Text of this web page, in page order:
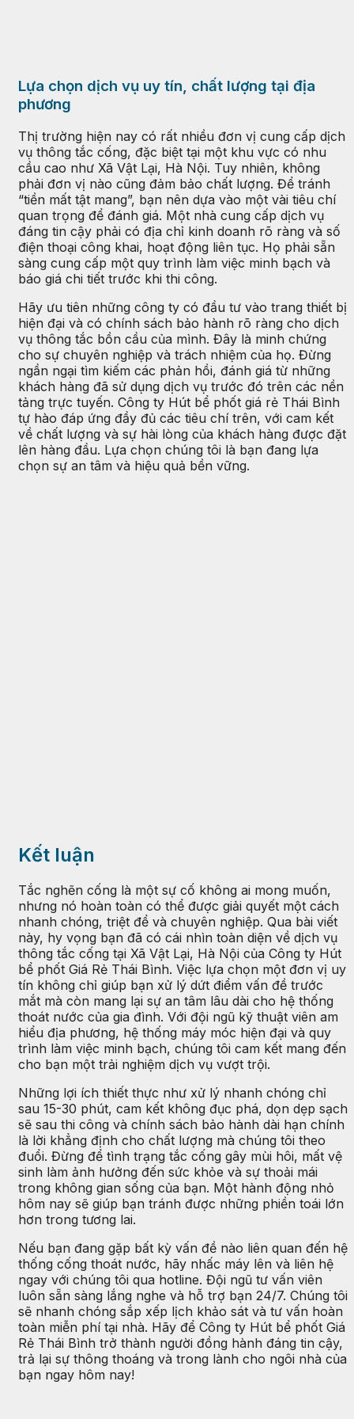
Lựa chọn dịch vụ uy tín, chất lượng tại địa
phương
Thị trường hiện nay có rất nhiều đơn vị cung cấp dịch
vụ thông tắc cống, đặc biệt tại một khu vực có nhu
cầu cao như Xã Vật Lại, Hà Nội. Tuy nhiên, không
phải đơn vị nào cũng đảm bảo chất lượng. Để tránh
“tiền mất tật mang”, bạn nên dựa vào một vài tiêu chí
quan trọng để đánh giá. Một nhà cung cấp dịch vụ
đáng tin cậy phải có địa chỉ kinh doanh rõ ràng và số
điện thoại công khai, hoạt động liên tục. Họ phải sẵn
sàng cung cấp một quy trình làm việc minh bạch và
báo giá chi tiết trước khi thi công.
Hãy ưu tiên những công ty có đầu tư vào trang thiết bị
hiện đại và có chính sách bảo hành rõ ràng cho dịch
vụ thông tắc bồn cầu của mình. Đây là minh chứng
cho sự chuyên nghiệp và trách nhiệm của họ. Đừng
ngần ngại tìm kiếm các phản hồi, đánh giá từ những
khách hàng đã sử dụng dịch vụ trước đó trên các nền
tảng trực tuyến. Công ty Hút bể phốt giá rẻ Thái Bình
tự hào đáp ứng đầy đủ các tiêu chí trên, với cam kết
về chất lượng và sự hài lòng của khách hàng được đặt
lên hàng đầu. Lựa chọn chúng tôi là bạn đang lựa
chọn sự an tâm và hiệu quả bền vững.
Kết luận
Tắc nghẽn cống là một sự cố không ai mong muốn,
nhưng nó hoàn toàn có thể được giải quyết một cách
nhanh chóng, triệt để và chuyên nghiệp. Qua bài viết
này, hy vọng bạn đã có cái nhìn toàn diện về dịch vụ
thông tắc cống tại Xã Vật Lại, Hà Nội của Công ty Hút
bể phốt Giá Rẻ Thái Bình. Việc lựa chọn một đơn vị uy
tín không chỉ giúp bạn xử lý dứt điểm vấn đề trước
mắt mà còn mang lại sự an tâm lâu dài cho hệ thống
thoát nước của gia đình. Với đội ngũ kỹ thuật viên am
hiểu địa phương, hệ thống máy móc hiện đại và quy
trình làm việc minh bạch, chúng tôi cam kết mang đến
cho bạn một trải nghiệm dịch vụ vượt trội.
Những lợi ích thiết thực như xử lý nhanh chóng chỉ
sau 15-30 phút, cam kết không đục phá, dọn dẹp sạch
sẽ sau thi công và chính sách bảo hành dài hạn chính
là lời khẳng định cho chất lượng mà chúng tôi theo
đuổi. Đừng để tình trạng tắc cống gây mùi hôi, mất vệ
sinh làm ảnh hưởng đến sức khỏe và sự thoải mái
trong không gian sống của bạn. Một hành động nhỏ
hôm nay sẽ giúp bạn tránh được những phiền toái lớn
hơn trong tương lai.
Nếu bạn đang gặp bất kỳ vấn đề nào liên quan đến hệ
thống cống thoát nước, hãy nhấc máy lên và liên hệ
ngay với chúng tôi qua hotline. Đội ngũ tư vấn viên
luôn sẵn sàng lắng nghe và hỗ trợ bạn 24/7. Chúng tôi
sẽ nhanh chóng sắp xếp lịch khảo sát và tư vấn hoàn
toàn miễn phí tại nhà. Hãy để Công ty Hút bể phốt Giá
Rẻ Thái Bình trở thành người đồng hành đáng tin cậy,
trả lại sự thông thoáng và trong lành cho ngôi nhà của
bạn ngay hôm nay!